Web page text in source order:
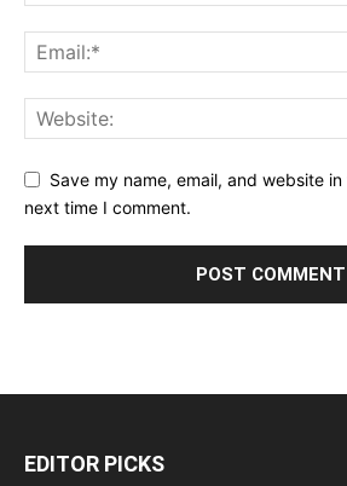
Save my name, email, and website
next time I comment.
EDITOR PICKS